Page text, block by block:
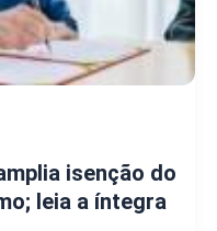
isenção do
leia a íntegra